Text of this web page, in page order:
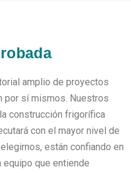
amplio de proyectos
por sí mismos. Nuestros
construcción frigorífica
con el mayor nivel de
están confiando en
equipo que entiende